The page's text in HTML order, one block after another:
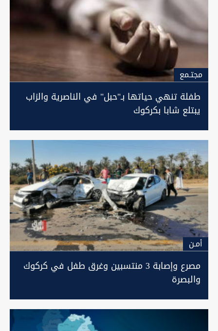
مجتـمع
طفلة تنهي حياتها بـ"حبل" في الناصرية والزاب
يبتلع شابا بكركوك
أمـن
مصرع وإصابة 3 منتسبين وغرق طفل في كركوك
والبصرة